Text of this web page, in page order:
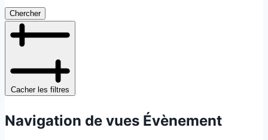
Chercher
Cacher les filtres
Navigation de vues Évènement